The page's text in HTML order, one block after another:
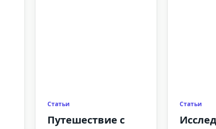
Статьи
Путешествие с
Статьи